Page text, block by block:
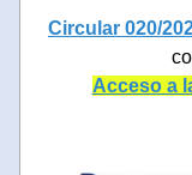
Circular 020/
Acceso a